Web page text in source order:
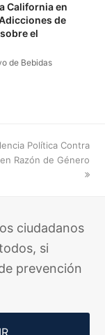
California en
de
el
de Bebidas
Política Contra
Razón de Género
ciudadanos
si
prevención